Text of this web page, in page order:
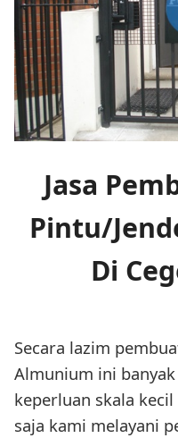
Jasa
Pintu/
Di
Secara lazim
Almunium ini
keperluan skala
saja kami melayani